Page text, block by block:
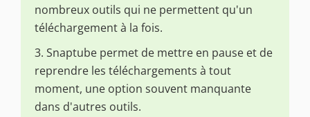
nombreux outils qui ne permettent qu'un
téléchargement à la fois.
3. Snaptube permet de mettre en pause et de
reprendre les téléchargements à tout
moment, une option souvent manquante
dans d'autres outils.